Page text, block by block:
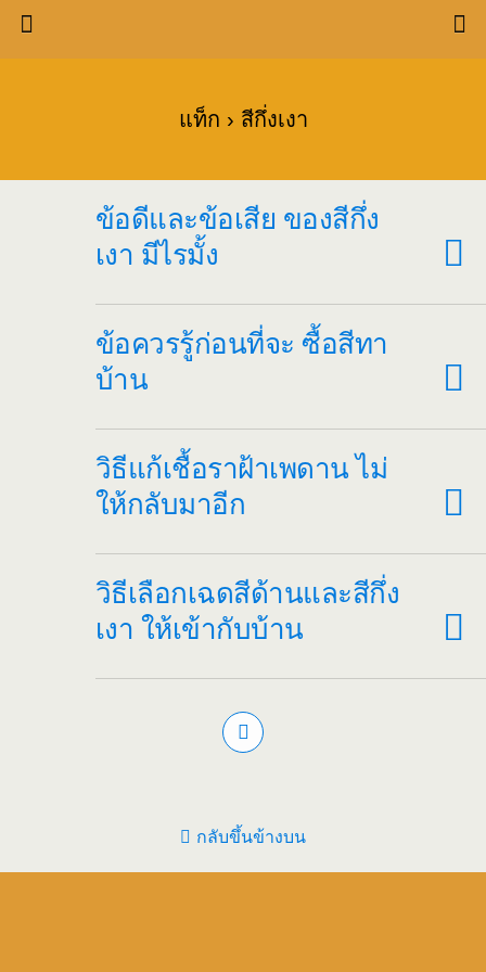
แท็ก › สีกึ่งเงา
ข้อดีและข้อเสีย ของสีกึ่ง
เงา มีไรมั้ง
ข้อควรรู้ก่อนที่จะ ซื้อสีทา
บ้าน
วิธีแก้เชื้อราฝ้าเพดาน ไม่
ให้กลับมาอีก
วิธีเลือกเฉดสีด้านและสีกึ่ง
เงา ให้เข้ากับบ้าน
กลับขึ้นข้างบน